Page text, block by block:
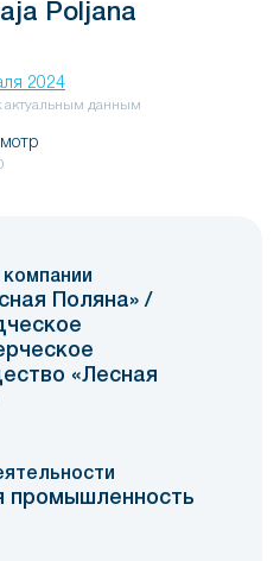
Poljana
2024
актуальным данным
компании
Поляна» /
«Лесная
промышленность